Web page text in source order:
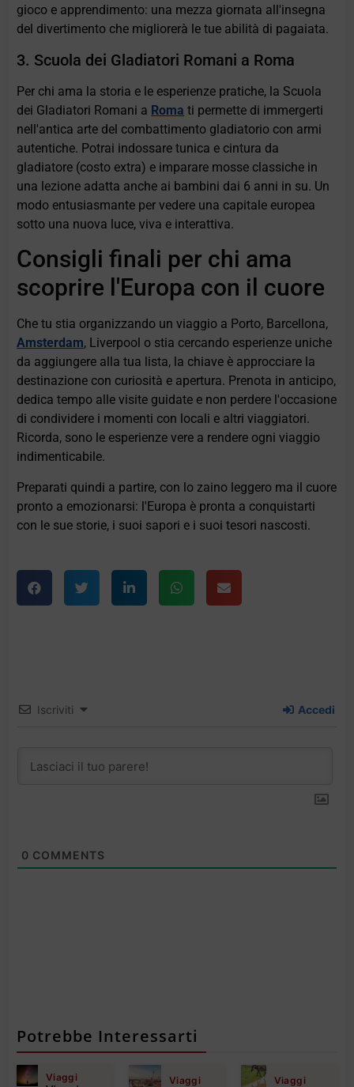
gioco e apprendimento: una mezza giornata all'insegna
del divertimento che migliorerà le tue abilità di pagaiata.
3. Scuola dei Gladiatori Romani a Roma
Per chi ama la storia e le esperienze pratiche, la Scuola
dei Gladiatori Romani a Roma ti permette di immergerti
nell'antica arte del combattimento gladiatorio con armi
autentiche. Potrai indossare tunica e cintura da
gladiatore (costo extra) e imparare mosse classiche in
una lezione adatta anche ai bambini dai 6 anni in su. Un
modo entusiasmante per vedere una capitale europea
sotto una nuova luce, viva e interattiva.
Consigli finali per chi ama
scoprire l'Europa con il cuore
Che tu stia organizzando un viaggio a Porto, Barcellona,
Amsterdam, Liverpool o stia cercando esperienze uniche
da aggiungere alla tua lista, la chiave è approcciare la
destinazione con curiosità e apertura. Prenota in anticipo,
dedica tempo alle visite guidate e non perdere l'occasione
di condividere i momenti con locali e altri viaggiatori.
Ricorda, sono le esperienze vere a rendere ogni viaggio
indimenticabile.
Preparati quindi a partire, con lo zaino leggero ma il cuore
pronto a emozionarsi: l'Europa è pronta a conquistarti
con le sue storie, i suoi sapori e i suoi tesori nascosti.
Iscriviti Accedi
0 COMMENTS
Potrebbe Interessarti
Viaggi Viaggi Viaggi